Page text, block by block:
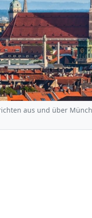
aus und über